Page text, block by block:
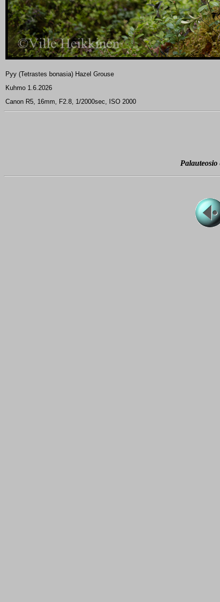
Pyy (Tetrastes bonasia) Hazel Grouse
Kuhmo 1.6.2026
Canon R5, 16mm, F2.8, 1/2000sec, ISO 2000
Palauteosio